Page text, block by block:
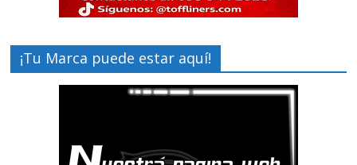
¡Tu Marca puede estar aquí!